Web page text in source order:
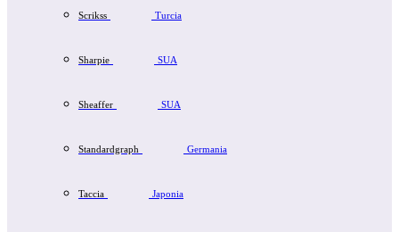
Scrikss Turcia
Sharpie SUA
Sheaffer SUA
Standardgraph Germania
Taccia Japonia